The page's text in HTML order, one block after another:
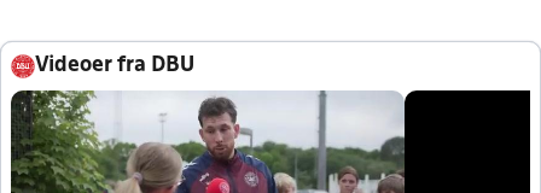
Videoer fra DBU